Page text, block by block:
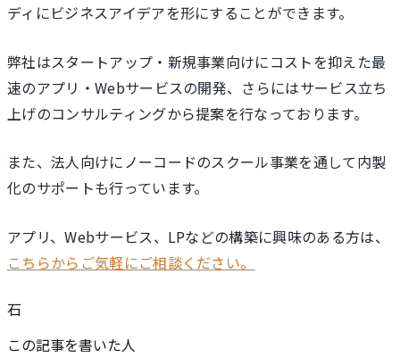
ディにビジネスアイデアを形にすることができます。
弊社はスタートアップ・新規事業向けにコストを抑えた最
速のアプリ・Webサービスの開発、さらにはサービス立ち
上げのコンサルティングから提案を行なっております。
また、法人向けにノーコードのスクール事業を通して内製
化のサポートも行っています。
アプリ、Webサービス、LPなどの構築に興味のある方は、
こちらからご気軽にご相談ください。
石
この記事を書いた人